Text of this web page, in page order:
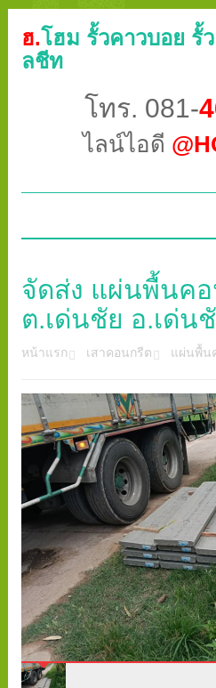
ฮ.โฮม รั้วคาวบอย รั้
ลชีท
โทร. 081-
ไลน์ไอดี
จัดส่ง แผ่นพื้นค
ต.เด่นชัย อ.เด่น
หน้าแรก เสาคอนกรีต แผ่นพื้น